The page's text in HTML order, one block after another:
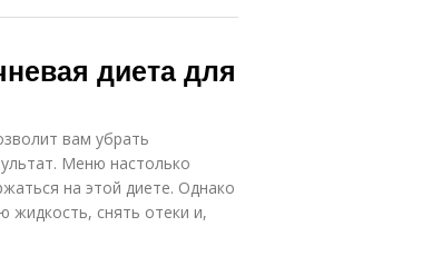
диета для
вам убрать
Меню настолько
на этой диете. Однако
снять отеки и,